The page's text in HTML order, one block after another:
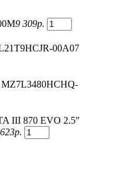
9 309р.
00A07
III 870 EVO 2.5"
623р.